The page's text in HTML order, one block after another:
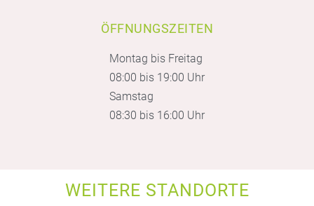
ÖFFNUNGSZEITEN
Montag bis Freitag
08:00 bis 19:00 Uhr
Samstag
08:30 bis 16:00 Uhr
WEITERE STANDORTE